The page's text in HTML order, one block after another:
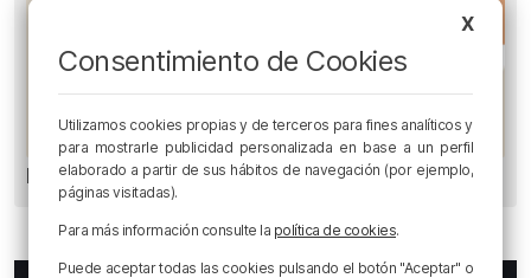
Los Motes del Athletic
X
Consentimiento de Cookies
Utilizamos cookies propias y de terceros para fines analíticos y
para mostrarle publicidad personalizada en base a un perfil
elaborado a partir de sus hábitos de navegación (por ejemplo,
páginas visitadas).
Para más información consulte la política de cookies.
Puede aceptar todas las cookies pulsando el botón "Aceptar" o